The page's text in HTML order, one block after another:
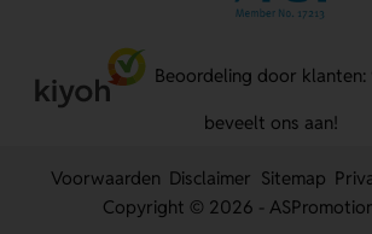
Beoordeling door
beveelt ons aan!
Voorwaarden Disclaimer Sitemap
Copyright © 2026 -